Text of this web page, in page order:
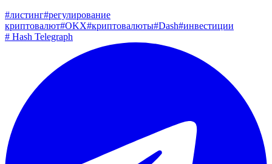
#листинг#регулирование
криптовалют#OKX#криптовалюты#Dash#инвестиции
# Hash Telegraph